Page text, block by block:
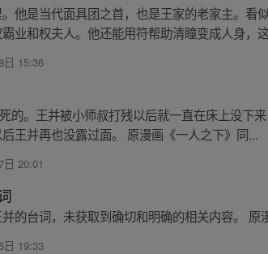
他是当代面具团之首，也是王家的老家主。
业和权夫人。他还能用符帮助清瞳变成人身，
日 15:36
的。王并被小师叔打残以后就一直在床上没下
王并再也没露过面。 原漫画《一人之下》同...
日 20:01
的台词，未获取到确切和明确的相关内容。
日 19:33